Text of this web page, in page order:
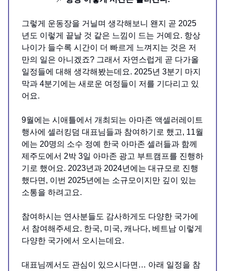
그렇게 운동장을 거닐며 생각해보니 왠지 곧 2025
년도 이렇게 끝날 것 같은 느낌이 드는 거예요. 항상
나이가 들수록 시간이 더 빠르게 느껴지는 것은 저
만의 일은 아니겠죠? 그래서 자연스럽게 곧 다가올
일정들에 대해 생각해봤는데요. 2025년 3분기 마지
막과 4분기에는 새로운 여정들이 저를 기다리고 있
어요.
9월에는 시애틀에서 개최되는 아마존 액셀러레이트
행사에 셀러킹덤 대표님들과 참여하기로 했고, 11월
에는 20명의 소수 정예 한국 아마존 셀러들과 함께
제주도에서 2박 3일 아마존 광고 부트캠프를 진행하
기로 했어요. 2023년과 2024년에는 대규모로 진행
했다면, 이번 2025년에는 소규모이지만 깊이 있는
소통을 하려고요.
참여하시는 연사분들도 감사하게도 다양한 국가에
서 참여해주세요. 한국, 미국, 캐나다, 베트남 이렇게
다양한 국가에서 오시는데요.
대표님께서도 관심이 있으시다면… 아래 일정을 참